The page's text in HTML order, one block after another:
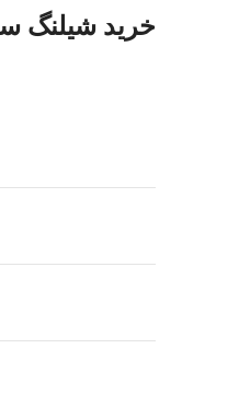
خرید شیلنگ